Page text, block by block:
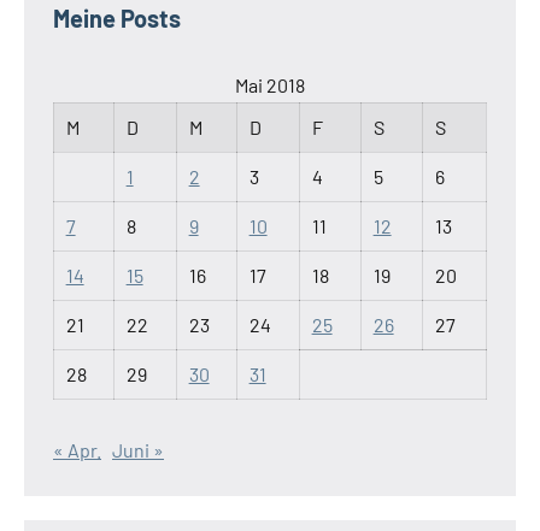
Meine Posts
Mai 2018
M
D M D F S S
1 2 3 4 5 6
7 8 9 10 11 12 13
14 15 16 17 18 19 20
21 22 23 24 25 26 27
28 29 30 31
« Apr. Juni »